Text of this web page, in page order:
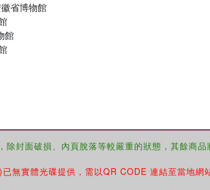
省博物館
館
封面破損、內頁脫落等較嚴重的狀態，其餘商品
實體光碟提供，需以QR CODE 連結至當地網